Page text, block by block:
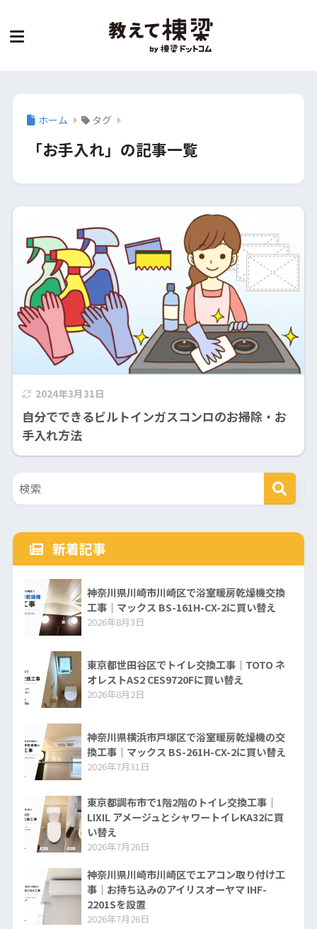
ホーム タグ
「お手入れ」の記事一覧
2024年3月31日
自分でできるビルトインガスコンロのお掃除・お
手入れ方法
新着記事
神奈川県川崎市川崎区で浴室暖房乾燥機交換
工事｜マックス BS-161H-CX-2に買い替え
2026年8月3日
東京都世田谷区でトイレ交換工事｜TOTO ネ
オレストAS2 CES9720Fに買い替え
2026年8月2日
神奈川県横浜市戸塚区で浴室暖房乾燥機の交
換工事｜マックス BS-261H-CX-2に買い替え
2026年7月31日
東京都調布市で1階2階のトイレ交換工事｜
LIXIL アメージュとシャワートイレKA32に買
い替え
2026年7月26日
神奈川県川崎市川崎区でエアコン取り付け工
事｜お持ち込みのアイリスオーヤマ IHF-
2201Sを設置
2026年7月26日